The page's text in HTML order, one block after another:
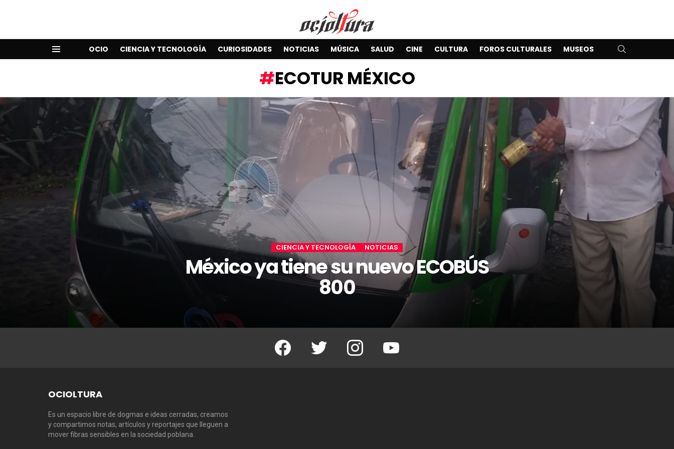
OCIO CIENCIA Y TECNOLOGÍA CURIOSIDADES NOTICIAS MÚSICA SALUD CINE CULTURA FOROS CULTURALES MUSEOS
ECOTUR MÉXICO
CIENCIA Y TECNOLOGÍA NOTICIAS
México ya tiene su nuevo ECOBÚS
800
Facebook Twitter Instagram Youtube
OCIOLTURA
Es un espacio libre de dogmas e ideas cerradas, creamos
y compartimos notas, artículos y reportajes que lleguen a
mover fibras sensibles en la sociedad poblana.